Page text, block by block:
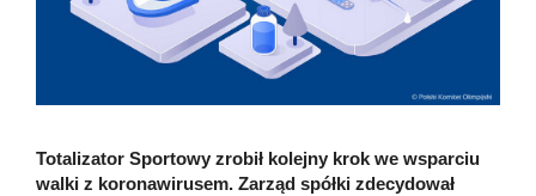
Totalizator Sportowy zrobił kolejny krok we wsparciu
walki z koronawirusem. Zarząd spółki zdecydował